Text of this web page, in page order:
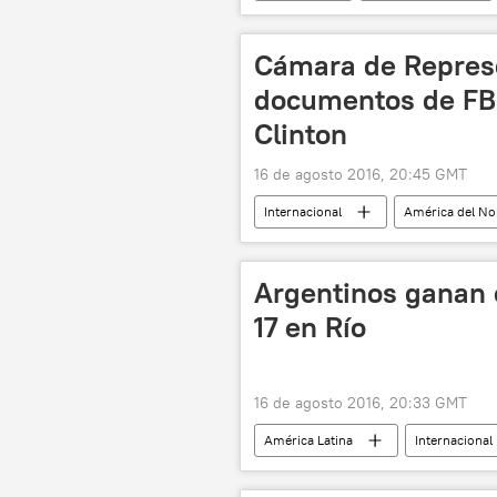
sustitución de importaciones
Cámara de
documentos de
Clinton
16 de agosto 2016, 20:45 GMT
Internacional América del
Buró Federal de Investigaciones (FBI)
Argentinos ganan
17 en Río
16 de agosto 2016, 20:33 GMT
América Latina Internacional
Juegos Olímpicos y Paralímpicos de